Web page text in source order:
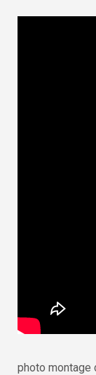
photo montage